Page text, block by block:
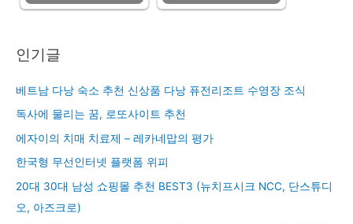
인기글
베트남 다낭 숙소 추천 신상품 다낭 퓨전리조트 수영장 조식
독사에 물리는 꿈, 로또사이트 추천
에자이의 치매 치료제 – 레카네맙의 평가
한국형 무선인터넷 플랫폼 위피
20대 30대 남성 쇼핑몰 추천 BEST3 (뉴치프시크 NCC, 단스튜디
오, 아즈크로)